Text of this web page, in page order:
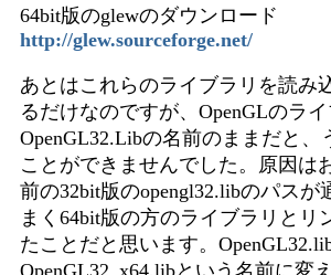
64bit版のglewのダウンロード
http://glew.sourceforge.net/
あとはこれらのライブラリを読み
るだけなのですが、OpenGLのラ
OpenGL32.Libの名前のままだと、
ことができませんでした。原因は
前の32bit版のopengl32.libのパスが
まく64bit版の方のライブラリとリ
たことだと思います。